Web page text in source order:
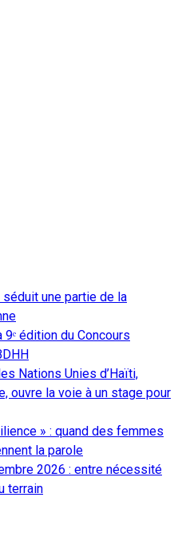
séduit une partie de la
édition du Concours
Nations Unies d’Haïti,
ouvre la voie à un stage pour
» : quand des femmes
la parole
2026 : entre nécessité
terrain